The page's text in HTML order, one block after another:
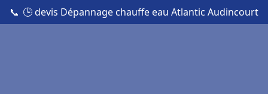
📞 🕒 devis Dépannage chauffe eau Atlantic Audincourt